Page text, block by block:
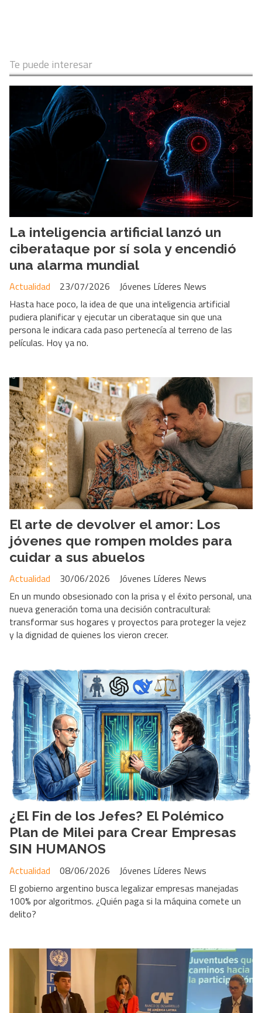
Te puede interesar
La inteligencia artificial lanzó un
ciberataque por sí sola y encendió
una alarma mundial
Jóvenes Líderes News
Actualidad
23/07/2026
Hasta hace poco, la idea de que una inteligencia artificial
pudiera planificar y ejecutar un ciberataque sin que una
persona le indicara cada paso pertenecía al terreno de las
películas. Hoy ya no.
El arte de devolver el amor: Los
jóvenes que rompen moldes para
cuidar a sus abuelos
Jóvenes Líderes News
Actualidad
30/06/2026
En un mundo obsesionado con la prisa y el éxito personal, una
nueva generación toma una decisión contracultural:
transformar sus hogares y proyectos para proteger la vejez
y la dignidad de quienes los vieron crecer.
¿El Fin de los Jefes? El Polémico
Plan de Milei para Crear Empresas
SIN HUMANOS
Jóvenes Líderes News
Actualidad
08/06/2026
El gobierno argentino busca legalizar empresas manejadas
100% por algoritmos. ¿Quién paga si la máquina comete un
delito?